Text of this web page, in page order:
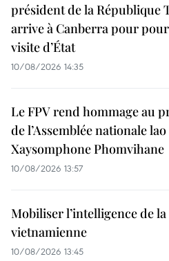
président de la République
arrive à Canberra pour
visite d’État
10/08/2026 14:35
Le FPV rend hommage au
de l’Assemblée nationale lao
Xaysomphone Phomvihane
10/08/2026 13:57
Mobiliser l’intelligence de
vietnamienne
10/08/2026 13:45